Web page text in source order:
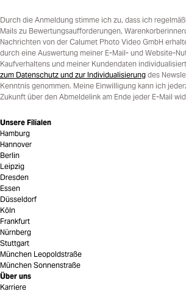
Durch die Anmeldung stimme ich zu, dass ich
Mails zu Bewertungsaufforderungen,
Nachrichten von der Calumet Photo Video GmbH
durch eine Auswertung meiner E-Mail- und Website-
Kaufverhaltens und meiner Kundendaten
zum Datenschutz und zur Individualisierung des
Kenntnis genommen. Meine Einwilligung kann ich
Zukunft über den Abmeldelink am Ende jeder E-Mail
Unsere Filialen
Hamburg
Hannover
Berlin
Leipzig
Dresden
Essen
Düsseldorf
Köln
Frankfurt
Nürnberg
Stuttgart
München Leopoldstraße
München Sonnenstraße
Über uns
Karriere